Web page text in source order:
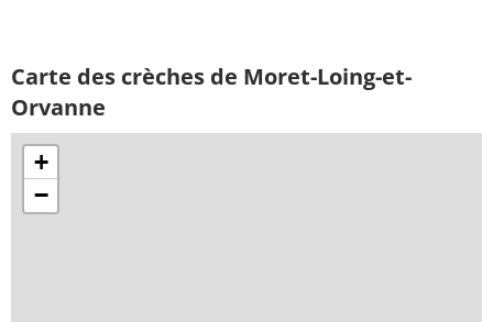
Carte des crèches de Moret-Loing-et-
Orvanne
+
−